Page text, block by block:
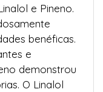
e Pineno.
benéficas.
e
demonstrou
O Linalol